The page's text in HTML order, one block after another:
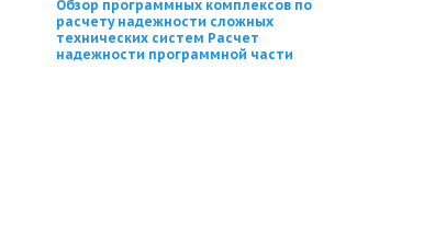
Обзор программных комплексов по
расчету надежности сложных
технических систем Расчет
надежности программной части